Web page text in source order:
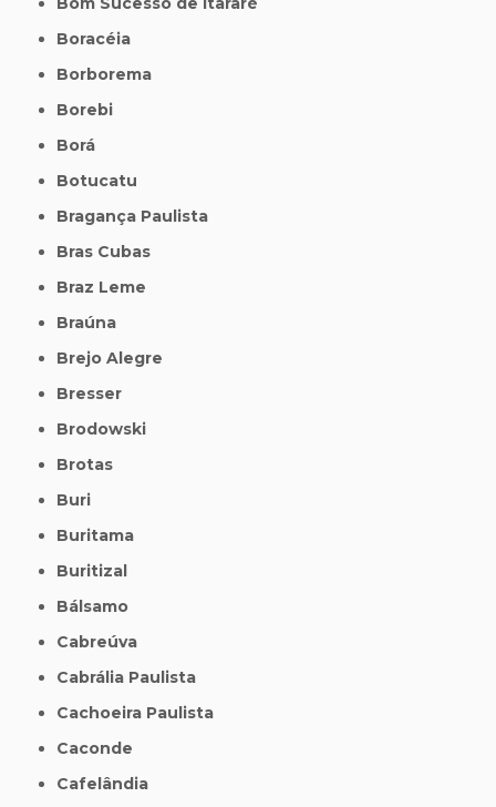
Boracéia
Borborema
Borebi
Borá
Botucatu
Bragança Paulista
Bras Cubas
Braz Leme
Braúna
Brejo Alegre
Bresser
Brodowski
Brotas
Buri
Buritama
Buritizal
Bálsamo
Cabreúva
Cabrália Paulista
Cachoeira Paulista
Caconde
Cafelândia